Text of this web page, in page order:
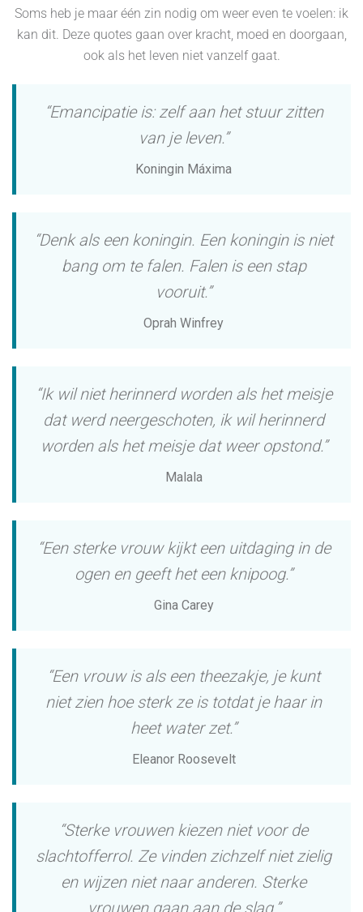
Soms heb je maar één zin nodig om weer even te voelen: ik
kan dit. Deze quotes gaan over kracht, moed en doorgaan,
ook als het leven niet vanzelf gaat.
“Emancipatie is: zelf aan het stuur zitten
van je leven.”
Koningin Máxima
“Denk als een koningin. Een koningin is niet
bang om te falen. Falen is een stap
vooruit.”
Oprah Winfrey
“Ik wil niet herinnerd worden als het meisje
dat werd neergeschoten, ik wil herinnerd
worden als het meisje dat weer opstond.”
Malala
“Een sterke vrouw kijkt een uitdaging in de
ogen en geeft het een knipoog.”
Gina Carey
“Een vrouw is als een theezakje, je kunt
niet zien hoe sterk ze is totdat je haar in
heet water zet.”
Eleanor Roosevelt
“Sterke vrouwen kiezen niet voor de
slachtofferrol. Ze vinden zichzelf niet zielig
en wijzen niet naar anderen. Sterke
vrouwen gaan aan de slag.”